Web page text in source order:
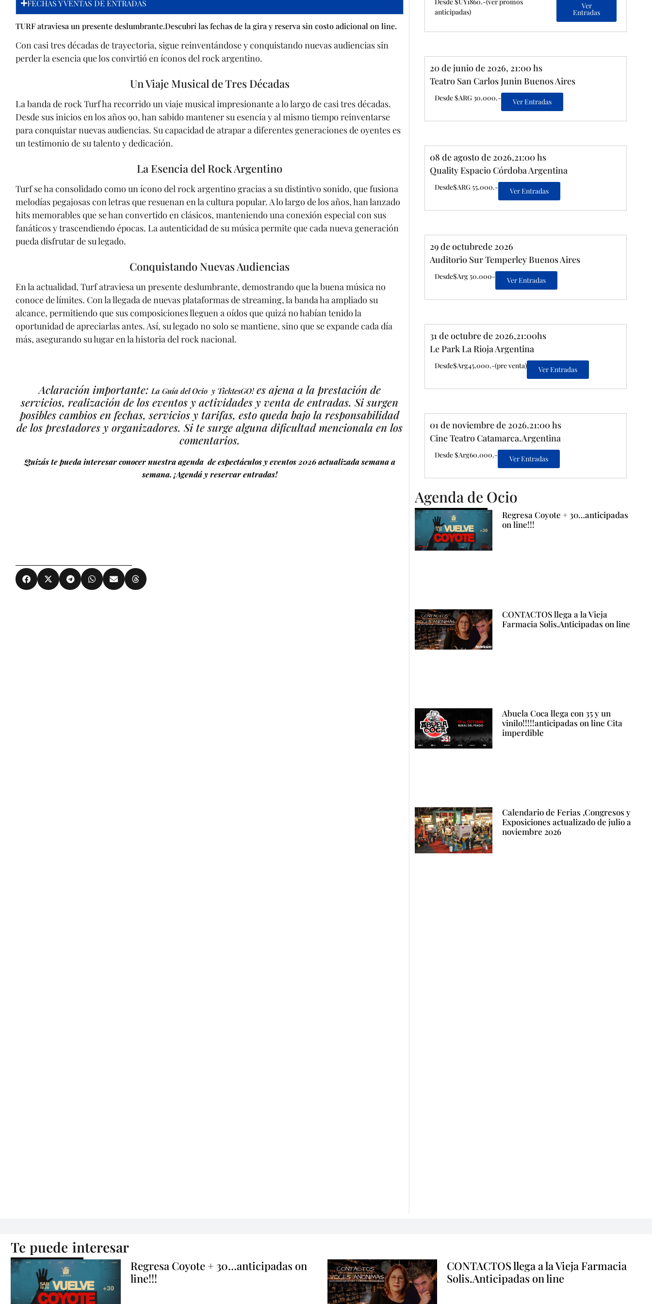
FECHAS Y VENTAS DE ENTRADAS
TURF atraviesa un presente deslumbrante.Descubrí las fechas de la gira y reserva sin costo adicional on line.
Con casi tres décadas de trayectoria, sigue reinventándose y conquistando nuevas audiencias sin
perder la esencia que los convirtió en íconos del rock argentino.
Un Viaje Musical de Tres Décadas
La banda de rock Turf ha recorrido un viaje musical impresionante a lo largo de casi tres décadas.
Desde sus inicios en los años 90, han sabido mantener su esencia y al mismo tiempo reinventarse
para conquistar nuevas audiencias. Su capacidad de atrapar a diferentes generaciones de oyentes es
un testimonio de su talento y dedicación.
La Esencia del Rock Argentino
Turf se ha consolidado como un ícono del rock argentino gracias a su distintivo sonido, que fusiona
melodías pegajosas con letras que resuenan en la cultura popular. A lo largo de los años, han lanzado
hits memorables que se han convertido en clásicos, manteniendo una conexión especial con sus
fanáticos y trascendiendo épocas. La autenticidad de su música permite que cada nueva generación
pueda disfrutar de su legado.
Conquistando Nuevas Audiencias
En la actualidad, Turf atraviesa un presente deslumbrante, demostrando que la buena música no
conoce de límites. Con la llegada de nuevas plataformas de streaming, la banda ha ampliado su
alcance, permitiendo que sus composiciones lleguen a oídos que quizá no habían tenido la
oportunidad de apreciarlas antes. Así, su legado no solo se mantiene, sino que se expande cada día
más, asegurando su lugar en la historia del rock nacional.
Aclaración importante: La Guía del Ocio y TicktesGO!es ajena a la prestación de
servicios, realización de los eventos y actividades y venta de entradas. Si surgen
posibles cambios en fechas, servicios y tarifas, esto queda bajo la responsabilidad
de los prestadores y organizadores. Si te surge alguna dificultad mencionala en los
comentarios.
Quizás te pueda interesar conocer nuestra agenda de espectáculos y eventos 2026 actualizada semana a
semana. ¡Agendá y reservar entradas!
Desde $UY1860.-(ver promos
anticipadas)
Ver
Entradas
20 de junio de 2026, 21:00 hs
Teatro San Carlos Junin Buenos Aires
Desde $ARG 30.000.- Ver Entradas
08 de agosto de 2026,21:00 hs
Quality Espacio Córdoba Argentina
Desde$ARG 55.000.- Ver Entradas
29 de octubrede 2026
Auditorio Sur Temperley Buenos Aires
Desde$Arg 50.000- Ver Entradas
31 de octubre de 2026,21:00hs
Le Park La Rioja Argentina
Desde$Arg45.000.-(pre venta) Ver Entradas
01 de noviembre de 2026.21:00 hs
Cine Teatro Catamarca.Argentina
Desde $Arg60.000.- Ver Entradas
Agenda de Ocio
Regresa Coyote + 30…anticipadas
on line!!!
CONTACTOS llega a la Vieja
Farmacia Solis.Anticipadas on line
Abuela Coca llega con 35 y un
vinilo!!!!!anticipadas on line Cita
imperdible
Calendario de Ferias ,Congresos y
Exposiciones actualizado de julio a
noviembre 2026
Te puede interesar
Regresa Coyote + 30…anticipadas on
line!!!
CONTACTOS llega a la Vieja Farmacia
Solis.Anticipadas on line